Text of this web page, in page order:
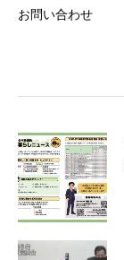
お問い合わせ